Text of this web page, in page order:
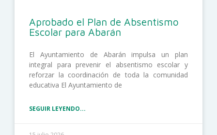
Aprobado el Plan de Absentismo
Escolar para Abarán
El Ayuntamiento de Abarán impulsa un plan
integral para prevenir el absentismo escolar y
reforzar la coordinación de toda la comunidad
educativa El Ayuntamiento de
SEGUIR LEYENDO...